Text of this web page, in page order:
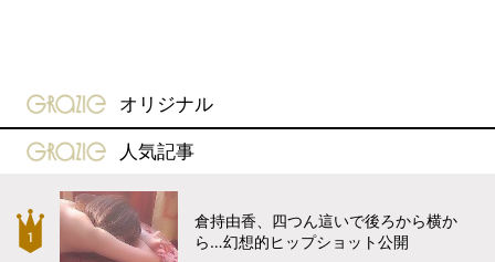
gravure-grazie
オリジナル
gravure-grazie
人気記事
倉持由香、四つん這いで後ろから横か
ら…幻想的ヒップショット公開